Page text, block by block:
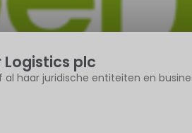
Logistics plc
haar juridische entiteiten en